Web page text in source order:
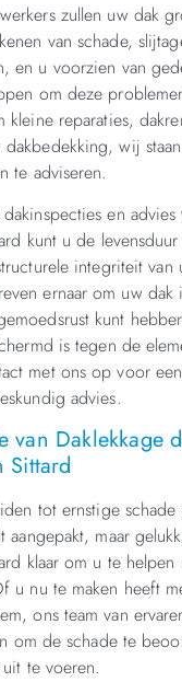
zullen uw dak
van schade,
en u voorzien van
om deze
kleine reparaties,
dakbedekking, wij
te adviseren.
en advies
kunt u de
integriteit van
ernaar om uw
kunt
is tegen de
met ons op voor
advies.
van Daklekkage
Sittard
tot ernstige schade
aangepakt, maar
klaar om u te helpen
u nu te maken heeft
ons team van
om de schade te
te voeren.